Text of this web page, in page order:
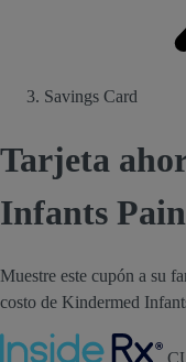
Savings Card
Tarjeta
Infants
Muestre este cupón a su
costo de Kindermed